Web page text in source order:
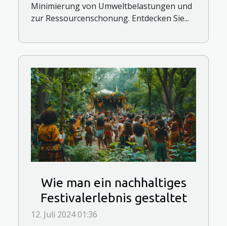
Minimierung von Umweltbelastungen und
zur Ressourcenschonung. Entdecken Sie...
Wie man ein nachhaltiges
Festivalerlebnis gestaltet
12. Juli 2024 01:36